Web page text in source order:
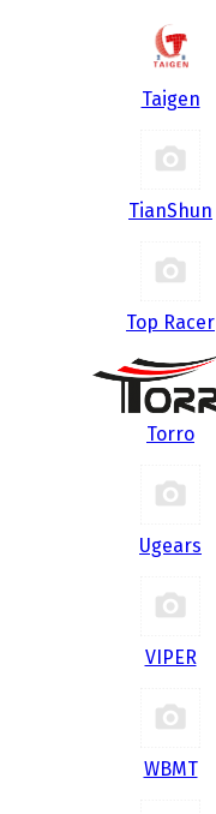
Taigen
TianShun
Top Racer
Torro
Ugears
VIPER
WBMT